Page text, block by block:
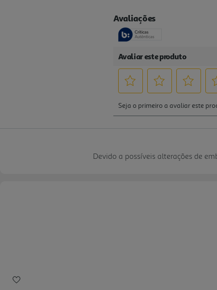
Devido a possíveis alterações de